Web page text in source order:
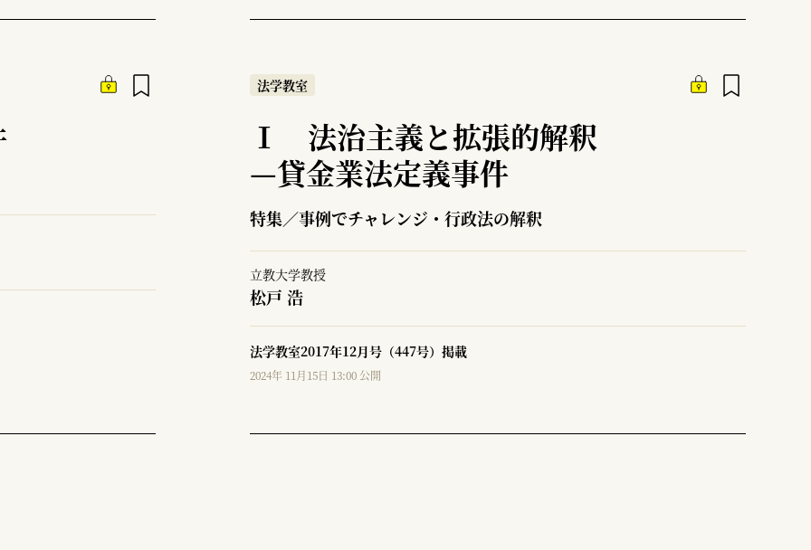
法学教室
Ⅰ 法治主義と拡張的解釈
—貸金業法定義事件
特集／事例でチャレンジ・行政法の解釈
立教大学教授
松戸 浩
法学教室2017年12月号（447号）掲載
2024年 11月15日 13:00 公開